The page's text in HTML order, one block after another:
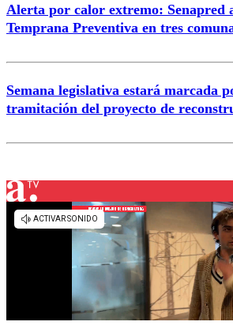
Alerta por calor extremo: Senapred
Temprana Preventiva en tres
Semana legislativa estará marcada
tramitación del proyecto de